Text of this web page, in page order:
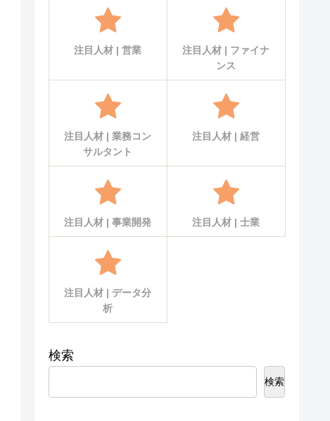
注目人材 | 営業
注目人材 | ファイナ
ンス
注目人材 | 業務コン
サルタント
注目人材 | 経営
注目人材 | 事業開発 注目人材 | 士業
注目人材 | データ分
析
検索
検索